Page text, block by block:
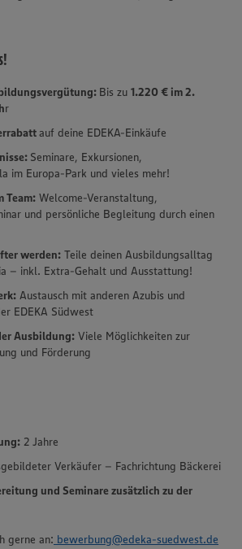
Bis zu 1.220 € im 2.
r
auf deine EDEKA-Einkäufe
Seminare, Exkursionen,
im Europa-Park und vieles mehr!
Team: Welcome-Veranstaltung,
und persönliche Begleitung durch einen
werden: Teile deinen Ausbildungsalltag
– inkl. Extra-Gehalt und Ausstattung!
Austausch mit anderen Azubis und
EDEKA Südwest
Ausbildung: Viele Möglichkeiten zur
und Förderung
2 Jahre
Verkäufer – Fachrichtung Bäckerei
und Seminare zusätzlich zu der
gerne an: bewerbung@edeka-suedwest.de